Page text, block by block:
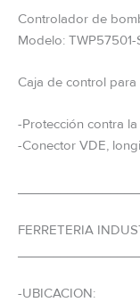
Controlador de
Modelo: TWP57501-
Caja de control
-Protección contra
-Conector VDE,
FERRETERIA
-UBICACION: